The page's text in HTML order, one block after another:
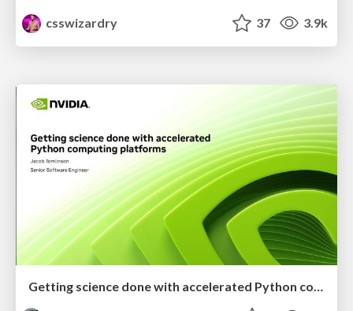
csswizardry
37 3.9k
Getting science done with accelerated Python computing platforms